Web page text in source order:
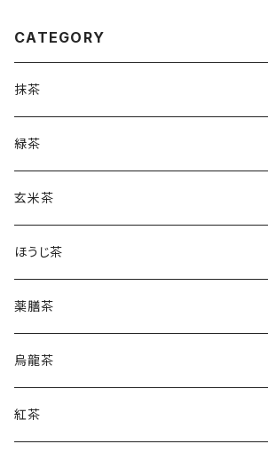
CATEGORY
抹茶
緑茶
玄米茶
ほうじ茶
薬膳茶
烏龍茶
紅茶